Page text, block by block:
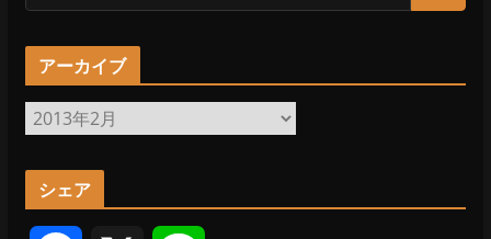
アーカイブ
ア
ー
カ
ブ
シェア